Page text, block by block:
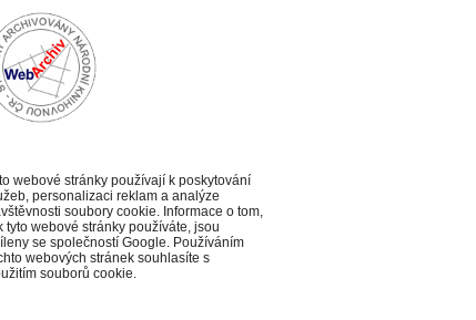
webové stránky používají k poskytování
personalizaci reklam a analýze
soubory cookie. Informace o tom,
tyto webové stránky používáte, jsou
se společností Google. Používáním
webových stránek souhlasíte s
souborů cookie.